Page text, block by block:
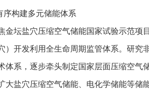
序构建多元储能体系
金坛盐穴压缩空气储能国家试验示范项
）开发利用全生命周期监管体系。研究
体系，逐步牵头制定国家层面压缩空气
大盐穴压缩空气储能、电化学储能等储